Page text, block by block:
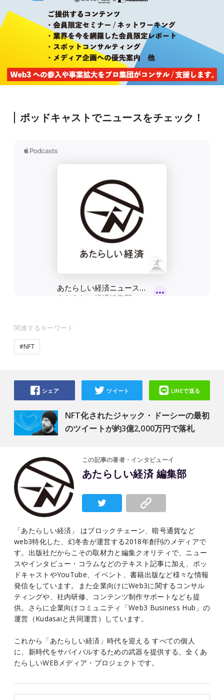
ポッドキャストでニュースをチェック！
関連するキーワード
#NFT
NFT化されたジャック・ドーシーの最初
のツイートが約3億2,000万円で落札
シェア ツイート LINEで送る
この記事の著者・インタビューイ
あたらしい経済 編集部
「あたらしい経済」 はブロックチェーン、暗号通貨など
web3特化した、幻冬舎が運営する2018年創刊のメディアで
す。出版社だからこその取材力と編集クオリティで、ニュー
スやインタビュー・コラムなどのテキスト記事に加え、ポッ
ドキャストやYouTube、イベント、書籍出版など様々な情報
発信をしています。また企業向けにWeb3に関するコンサル
ティングや、社内研修、コンテンツ制作サポートなども提
供。さらに企業向けコミュニティ「Web3 Business Hub」の
運営（Kudasaiと共同運営）しています。
これから「あたらしい経済」時代を迎える すべての個人
に、新時代をサバイバルするための武器を提供する、全くあ
たらしいWEBメディア・プロジェクトです。